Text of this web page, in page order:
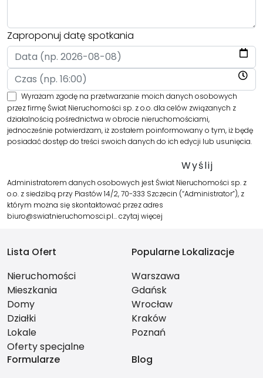
Zaproponuj datę spotkania
Wyrażam zgodę na przetwarzanie moich danych osobowych
przez firmę Świat Nieruchomości sp. z o.o. dla celów związanych z
działalnością pośrednictwa w obrocie nieruchomościami,
jednocześnie potwierdzam, iż zostałem poinformowany o tym, iż będę
posiadać dostęp do treści swoich danych do ich edycji lub usunięcia.
Administratorem danych osobowych jest Świat Nieruchomości sp. z
o.o. z siedzibą przy Piastów 14/2, 70-333 Szczecin (“Administrator”), z
którym można się skontaktować przez adres
biuro@swiatnieruchomosci.pl…czytaj więcej
Lista Ofert
Nieruchomości
Mieszkania
Domy
Działki
Lokale
Oferty specjalne
Popularne Lokalizacje
Warszawa
Gdańsk
Wrocław
Kraków
Poznań
Formularze
Blog